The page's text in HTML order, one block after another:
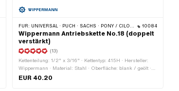
FÜR: UNIVERSAL · PUCH · SACHS · PONY / CILO (BETA 521 & 512) · ZÜNDAPP BELMONDO · TOMOS · BYE BIKE · CILO 10084
Wippermann Antriebskette No.18 (doppelt
verstärkt)
(13)
Kettenteilung: 1/2" x 3/16" · Kettentyp: 415H · Hersteller:
Wippermann · Material: Stahl · Oberfläche: blank / geölt ·
Anzahl Kettenglieder: 114 Stk. · Farbe: grau · Abrollumfang:
EUR 40.20